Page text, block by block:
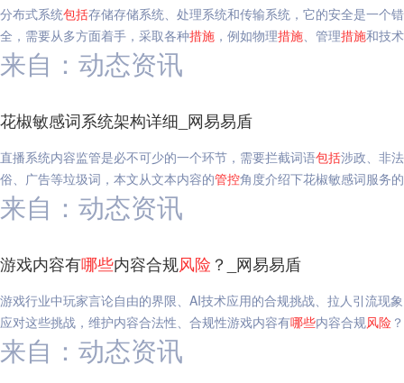
分布式系统包括存储存储系统、处理系统和传输系统，它的安全是一个
全，需要从多方面着手，采取各种措施 ，例如物理措施、管理措施和技
来自：动态资讯
花椒敏感词系统架构详细_网易易盾
直播系统内容监管是必不可少的一个环节，需要拦截词语包括涉政、非
俗、广告等垃圾词，本文从文本内容的管控角度介绍下花椒敏感词服务
来自：动态资讯
游戏内容有哪些内容合规风险 ？_网易易盾
游戏行业中玩家言论自由的界限、AI技术应用的合规挑战、拉人引流现
应对这些挑战，维护内容合法性、合规性游戏内容有哪些内容合规风险 ？
来自：动态资讯